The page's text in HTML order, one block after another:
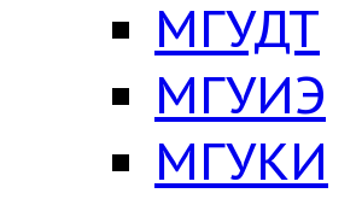
МГУДТ
МГУИЭ
МГУКИ